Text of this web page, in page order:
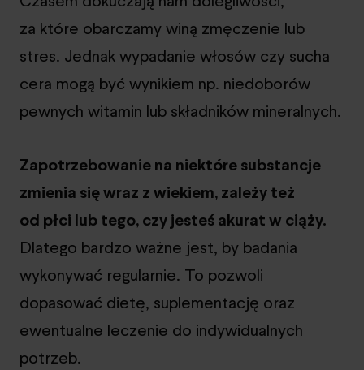
za które obarczamy winą zmęczenie lub
stres. Jednak wypadanie włosów czy sucha
cera mogą być wynikiem np. niedoborów
pewnych witamin lub składników mineralnych.
Zapotrzebowanie na niektóre substancje
zmienia się wraz z wiekiem, zależy też
od płci lub tego, czy jesteś akurat w ciąży.
Dlatego bardzo ważne jest, by badania
wykonywać regularnie. To pozwoli
dopasować dietę, suplementację oraz
ewentualne leczenie do indywidualnych
potrzeb.